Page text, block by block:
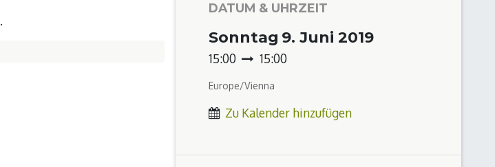
.
DATUM & UHRZEIT
Sonntag 9. Juni 2019
15:00 15:00
Europe/Vienna
Zu Kalender hinzufügen